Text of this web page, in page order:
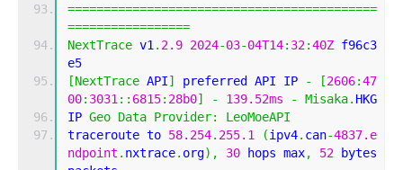
===========================================
=================
NextTrace v1 . 2.9 2024-03-04T14: 32:40Z f96c3
e5
[NextTrace API] preferred API IP - [2606:47
00: 3031 :: 6815: 28b0] - 139.52ms - Misaka. HKG
IP Geo Data Provider:
LeoMoeAPI
traceroute to 58.254. 255.1 (ipv4. can-4837.e
ndpoint . nxtrace. org), 30 hops max, 52 bytes